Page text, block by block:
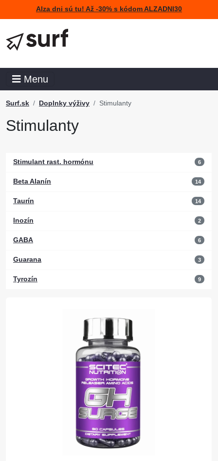
Alza dni sú tu! Až -30% s kódom ALZADNI30
Menu
Surf.sk Doplnky výživy Stimulanty
Stimulanty
Stimulant rast. hormónu 6
Beta Alanín 14
Taurín 14
Inozín 2
GABA 6
Guarana 3
Tyrozín 9